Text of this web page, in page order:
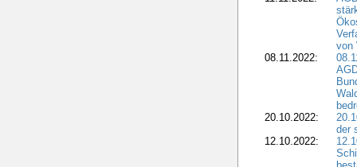
von
08.11.2022:
20.10.2022:
der
12.10.2022: